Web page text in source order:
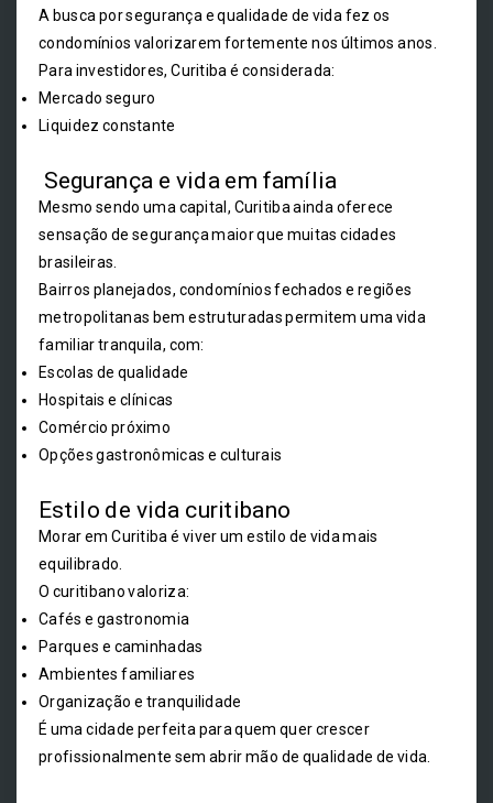
A busca por segurança e qualidade de vida fez os
condomínios valorizarem fortemente nos últimos anos.
Para investidores, Curitiba é considerada:
Mercado seguro
Liquidez constante
Segurança e vida em família
Mesmo sendo uma capital, Curitiba ainda oferece
sensação de segurança maior que muitas cidades
brasileiras.
Bairros planejados, condomínios fechados e regiões
metropolitanas bem estruturadas permitem uma vida
familiar tranquila, com:
Escolas de qualidade
Hospitais e clínicas
Comércio próximo
Opções gastronômicas e culturais
Estilo de vida curitibano
Morar em Curitiba é viver um estilo de vida mais
equilibrado.
O curitibano valoriza:
Cafés e gastronomia
Parques e caminhadas
Ambientes familiares
Organização e tranquilidade
É uma cidade perfeita para quem quer crescer
profissionalmente sem abrir mão de qualidade de vida.